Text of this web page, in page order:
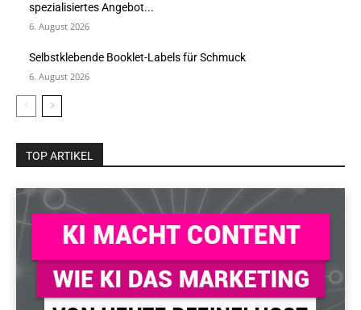
spezialisiertes Angebot...
6. August 2026
Selbstklebende Booklet-Labels für Schmuck
6. August 2026
TOP ARTIKEL